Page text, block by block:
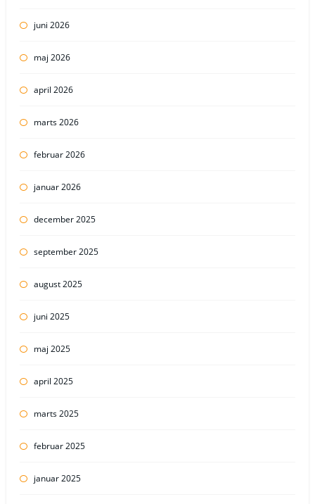
juni 2026
maj 2026
april 2026
marts 2026
februar 2026
januar 2026
december 2025
september 2025
august 2025
juni 2025
maj 2025
april 2025
marts 2025
februar 2025
januar 2025